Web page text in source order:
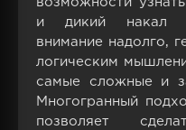
и дикий накал
внимание надолго,
логическим
самые сложные и
Многогранный
позволяет